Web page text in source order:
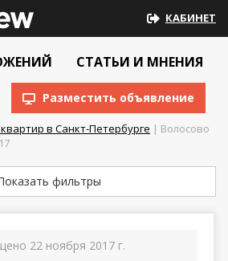
КАБИНЕТ
СТАТЬИ И МНЕНИЯ
Разместить объявление
в Санкт-Петербурге | Волосово
фильтры
22 ноября 2017 г.